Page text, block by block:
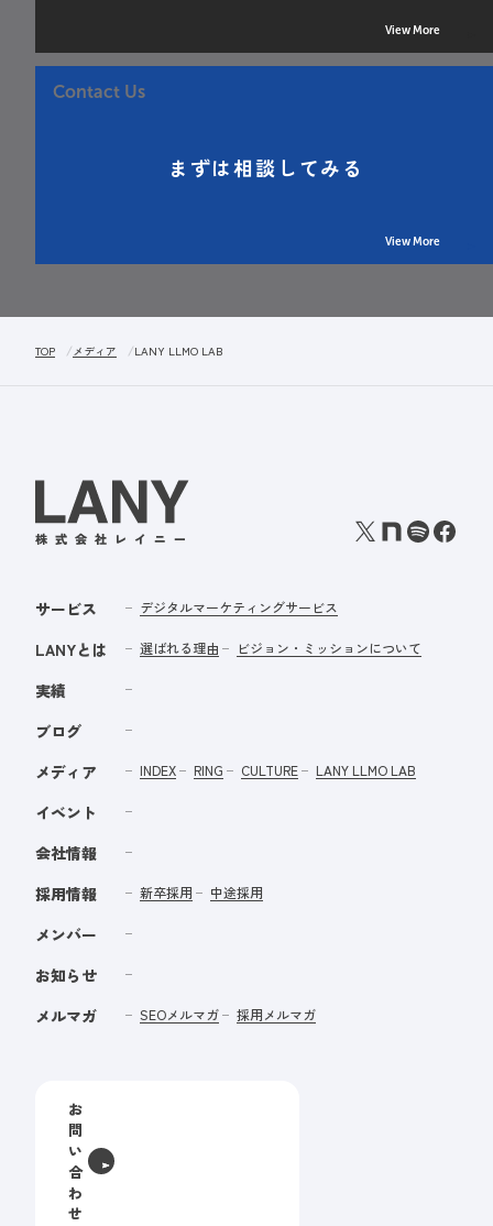
View More
Contact Us
まずは相談してみる
View More
TOP メディア LANY LLMO LAB
サービス デジタルマーケティングサービス
LANYとは 選ばれる理由 ビジョン・ミッションについて
実績
ブログ
メディア
INDEX RING CULTURE LANY LLMO LAB
イベント
会社情報
採用情報
新卒採用 中途採用
メンバー
お知らせ
メルマガ
SEOメルマガ 採用メルマガ
お
問
い
合
わ
せ